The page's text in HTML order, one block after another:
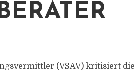
(VSAV) kritisiert die